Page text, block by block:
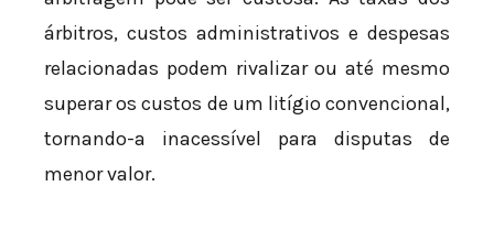
árbitros, custos administrativos e despesas
relacionadas podem rivalizar ou até mesmo
superar os custos de um litígio convencional,
tornando-a inacessível para disputas de
menor valor.